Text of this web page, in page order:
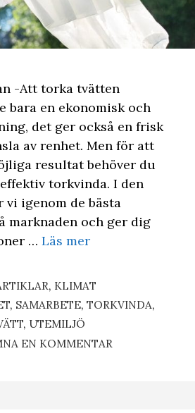
-Att torka tvätten
bara en ekonomisk och
det ger också en frisk
av renhet. Men för att
resultat behöver du
torkvinda. I den
igenom de bästa
marknaden och ger dig
… Läs mer
, KLIMAT
, SAMARBETE,TORKVINDA,
, UTEMILJÖ
EN KOMMENTAR